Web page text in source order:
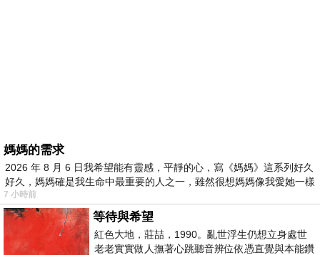
媽媽的需求
2026 年 8 月 6 日我希望能有靈感，平靜的心，寫《媽媽》這系列好久
好久，媽媽確是我生命中最重要的人之一，雖然很想媽媽像我愛她一樣
7 小時前
等待與希望
紅色大地，莊喆，1990。亂世浮生仍想立身處世
老老實實做人撫著心跳聽音辨位依憑直覺與本能鑽